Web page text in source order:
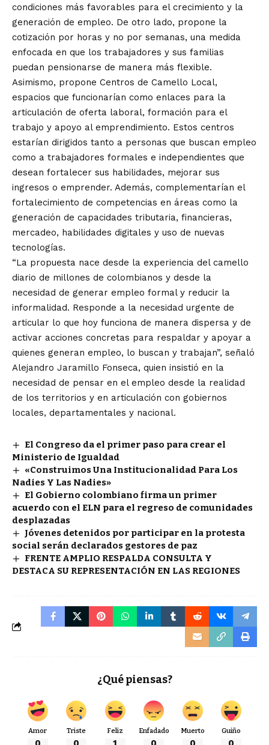
condiciones más favorables para el crecimiento y la
generación de empleo. De otro lado, propone la
cotización por horas y no por semanas, una medida
enfocada en que los trabajadores y sus familias
puedan pensionarse de manera más flexible.
Asimismo, propone Centros de Camello Local,
espacios que funcionarían como enlaces para la
articulación de oferta laboral, formación para el
trabajo y apoyo al emprendimiento. Estos centros
estarían dirigidos tanto a personas que buscan empleo
como a trabajadores formales e independientes que
desean fortalecer sus habilidades, mejorar sus
ingresos o emprender. Además, complementarían el
fortalecimiento de competencias en áreas como la
generación de capacidades tributaria, financieras,
mercadeo, habilidades digitales y uso de nuevas
tecnologías.
“La propuesta nace desde la experiencia del camello
diario de millones de colombianos y desde la
necesidad de generar empleo formal y reducir la
informalidad. Responde a la necesidad urgente de
articular lo que hoy funciona de manera dispersa y de
activar acciones concretas para respaldar y apoyar a
quienes generan empleo, lo buscan y trabajan”, señaló
Alejandro Jaramillo Fonseca, quien insistió en la
necesidad de pensar en el empleo desde la realidad
de los territorios y en articulación con gobiernos
locales, departamentales y nacional.
El Congreso da el primer paso para crear el
Ministerio de Igualdad
«Construimos Una Institucionalidad Para Los
Nadies Y Las Nadies»
El Gobierno colombiano firma un primer
acuerdo con el ELN para el regreso de comunidades
desplazadas
Jóvenes detenidos por participar en la protesta
social serán declarados gestores de paz
FRENTE AMPLIO RESPALDA CONSULTA Y
DESTACA SU REPRESENTACIÓN EN LAS REGIONES
¿Qué piensas?
Amor Triste Feliz Enfadado Muerto Guiño